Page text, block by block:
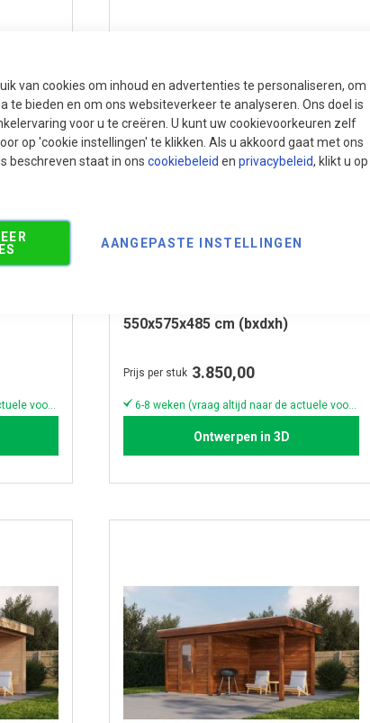
van cookies om inhoud en advertenties te personaliseren, om
te bieden en om ons websiteverkeer te analyseren. Ons doel is
voor u te creëren. U kunt uw cookievoorkeuren zelf
op 'cookie instellingen' te klikken. Als u akkoord gaat met ons
beschreven staat in ons cookiebeleid en privacybeleid, klikt u op
AANGEPASTE INSTELLINGEN
6-8 weken (vraag altijd naar de actuele voorraad & levertijd)
550x575x485 cm (bxdxh)
Prijs per stuk 3.850,00
6-8 weken (vraag altijd naar de actuele voorraad & levertijd)
Ontwerpen in 3D